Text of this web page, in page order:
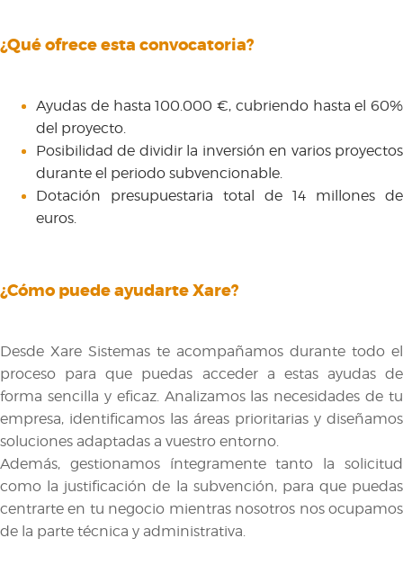
¿Qué ofrece esta convocatoria?
Ayudas de hasta 100.000 €, cubriendo hasta el 60%
del proyecto.
Posibilidad de dividir la inversión en varios proyectos
durante el periodo subvencionable.
Dotación presupuestaria total de 14 millones de
euros.
¿Cómo puede ayudarte Xare?
Desde Xare Sistemas te acompañamos durante todo el
proceso para que puedas acceder a estas ayudas de
forma sencilla y eficaz. Analizamos las necesidades de tu
empresa, identificamos las áreas prioritarias y diseñamos
soluciones adaptadas a vuestro entorno.
Además, gestionamos íntegramente tanto la solicitud
como la justificación de la subvención, para que puedas
centrarte en tu negocio mientras nosotros nos ocupamos
de la parte técnica y administrativa.